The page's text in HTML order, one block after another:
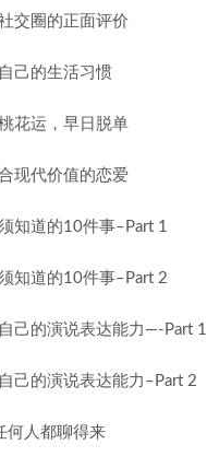
交圈的正面评价
己的生活习惯
花运，早日脱单
现代价值的恋爱
知道的10件事–Part 1
知道的10件事–Part 2
己的演说表达能力—-Part 1
己的演说表达能力–Part 2
何人都聊得来